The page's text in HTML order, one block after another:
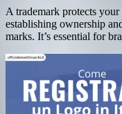
A trademark protects
establishing ownership
marks. It’s essential for